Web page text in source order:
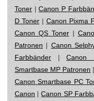
Toner |Canon P
D Toner| Canon Pixma
Canon QS Toner|
Patronen | Canon
Farbbänder |Canon
Smartbase MP Patronen |
Canon Smartbase PC
Canon |Canon SP